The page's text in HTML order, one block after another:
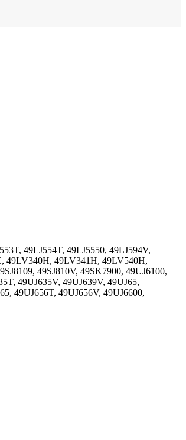
49LJ554T, 49LJ5550, 49LJ594V,
49LV340H, 49LV341H, 49LV540H,
49SJ810V, 49SK7900, 49UJ6100,
49UJ635V, 49UJ639V, 49UJ65,
49UJ656T, 49UJ656V, 49UJ6600,